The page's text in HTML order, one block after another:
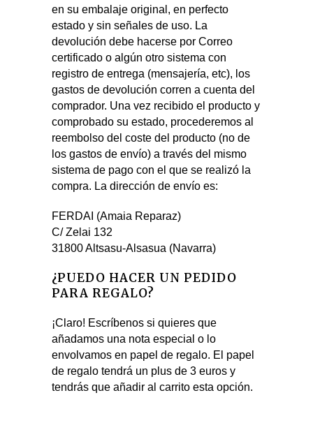
en su embalaje original, en perfecto
estado y sin señales de uso. La
devolución debe hacerse por Correo
certificado o algún otro sistema con
registro de entrega (mensajería, etc), los
gastos de devolución corren a cuenta del
comprador. Una vez recibido el producto y
comprobado su estado, procederemos al
reembolso del coste del producto (no de
los gastos de envío) a través del mismo
sistema de pago con el que se realizó la
compra. La dirección de envío es:
FERDAI (Amaia Reparaz)
C/ Zelai 132
31800 Altsasu-Alsasua (Navarra)
¿PUEDO HACER UN PEDIDO
PARA REGALO?
¡Claro! Escríbenos si quieres que
añadamos una nota especial o lo
envolvamos en papel de regalo. El papel
de regalo tendrá un plus de 3 euros y
tendrás que añadir al carrito esta opción.